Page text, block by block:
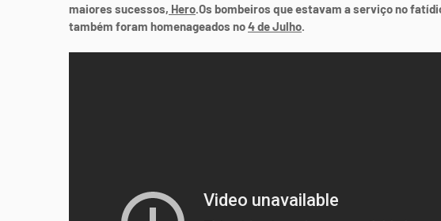
maiores sucessos, Hero.Os bombeiros que estavam a serviço no
também foram homenageados no4 de Julho.